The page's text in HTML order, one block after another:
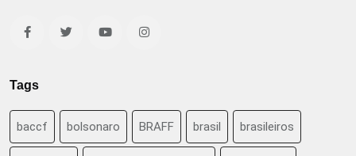
Tags
baccf bolsonaro BRAFF brasil brasileiros